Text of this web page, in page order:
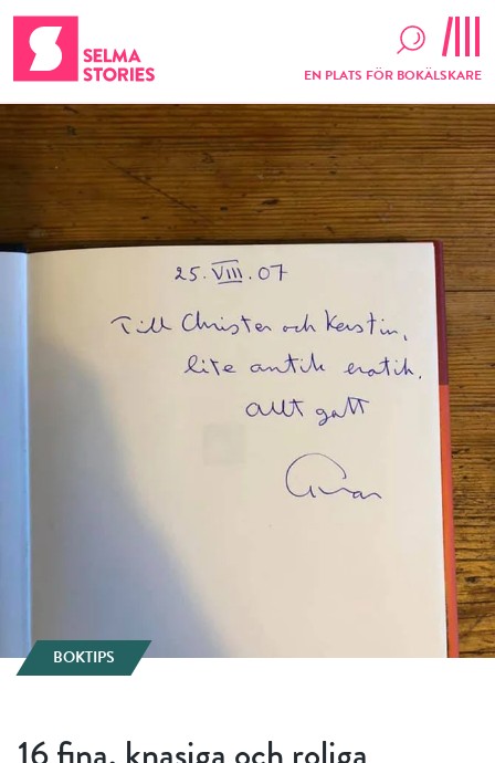
EN PLATS FÖR BOKÄLSKARE
BOKTIPS